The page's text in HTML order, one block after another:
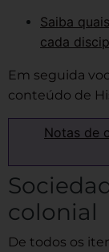
Saiba
cada
Em seguida
conteúdo de
Notas de
colonial
De todos os